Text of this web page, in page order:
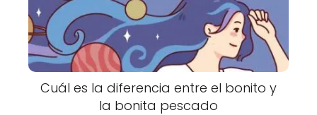
Cuál es la diferencia entre el bonito y
la bonita pescado